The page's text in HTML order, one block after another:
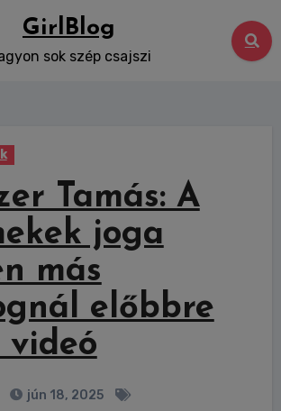
GirlBlog
sok szép csajszi
Tamás: A
joga
más
előbbre
videó
jún 18, 2025